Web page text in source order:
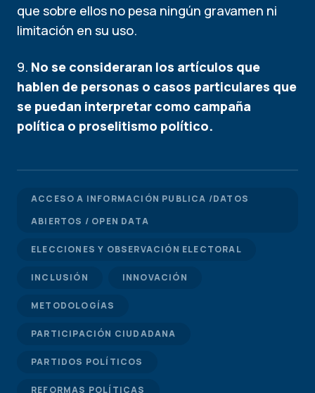
que sobre ellos no pesa ningún gravamen ni
limitación en su uso.
9. No se consideraran los artículos que
hablen de personas o casos particulares que
se puedan interpretar como campaña
política o proselitismo político.
ACCESO A INFORMACIÓN PUBLICA /DATOS
ABIERTOS / OPEN DATA
ELECCIONES Y OBSERVACIÓN ELECTORAL
INCLUSIÓN INNOVACIÓN
METODOLOGÍAS
PARTICIPACIÓN CIUDADANA
PARTIDOS POLÍTICOS
REFORMAS POLÍTICAS